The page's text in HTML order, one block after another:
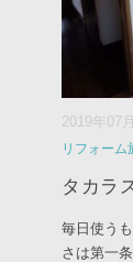
2019年07
リフォーム
タカラ
毎日使う
さは第一